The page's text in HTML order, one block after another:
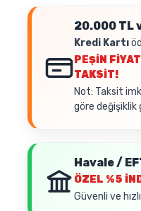
20.000 TL
Kredi Kartı
PEŞİN
TAKSİT!
Not: Taksit
göre değişiklik
Havale /
ÖZEL %5
Güvenli ve